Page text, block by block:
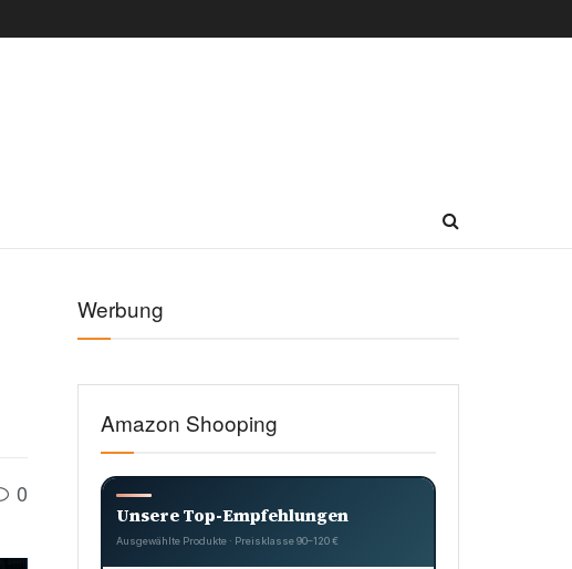
0
Werbung
Amazon Shooping
Unsere Top-Empfehlungen
Ausgewählte Produkte · Preisklasse 90–120 €